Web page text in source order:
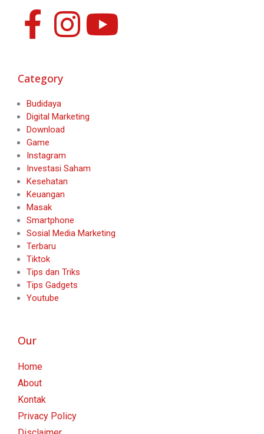
Category
Budidaya
Digital Marketing
Download
Game
Instagram
Investasi Saham
Kesehatan
Keuangan
Masak
Smartphone
Sosial Media Marketing
Terbaru
Tiktok
Tips dan Triks
Tips Gadgets
Youtube
Our
Home
About
Kontak
Privacy Policy